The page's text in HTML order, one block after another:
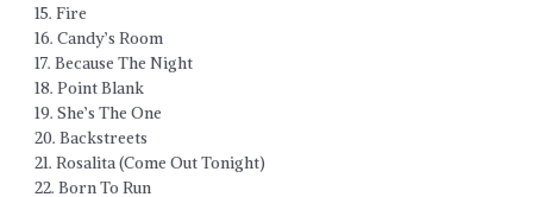
15. Fire
16. Candy’s Room
17. Because The Night
18. Point Blank
19. She’s The One
20. Backstreets
21. Rosalita (Come Out Tonight)
22. Born To Run